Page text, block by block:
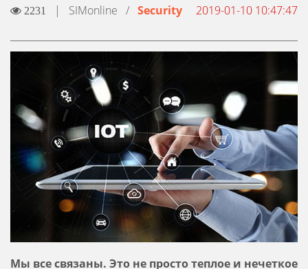
2231 | SIMonline / Security 2019-01-10 10:47:47
Мы все связаны. Это не просто теплое и нечеткое